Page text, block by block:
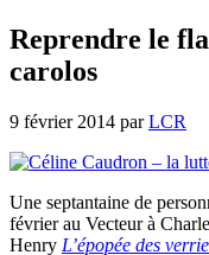
Reprendre le
carolos
9 février 2014 parLCR
Une septantaine de
février au Vecteur à
Henry L’épopée des